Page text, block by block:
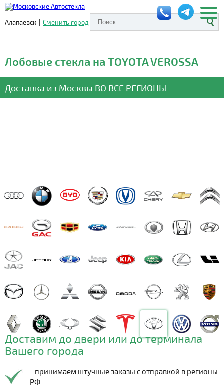
Алапаевск | Сменить город
Лобовые стекла на TOYOTA VEROSSA
Доставка из Москвы ВО ВСЕ РЕГИОНЫ
Доставим до двери или до терминала
Вашего города
- принимаем штучные заказы с отправкой в регионы
РФ